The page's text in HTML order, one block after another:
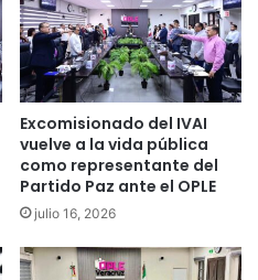
Excomisionado del IVAI
vuelve a la vida pública
como representante del
Partido Paz ante el OPLE
julio 16, 2026